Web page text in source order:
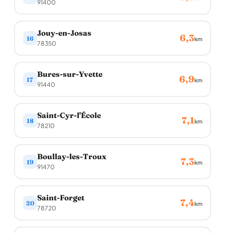
91400
16
Jouy-en-Josas
78350 6,3km
17
Bures-sur-Yvette
91440 6,9km
18
Saint-Cyr-l'École
78210 7,1km
19
Boullay-les-Troux
91470 7,3km
20
Saint-Forget
78720 7,4km